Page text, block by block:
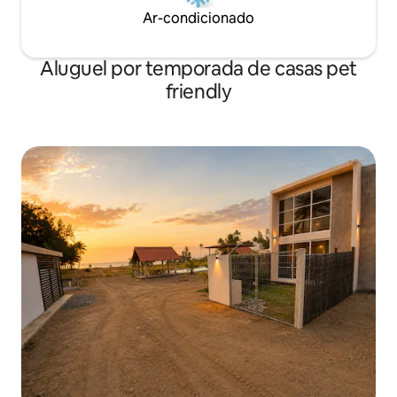
Ar-condicionado
Aluguel por temporada de casas pet
friendly